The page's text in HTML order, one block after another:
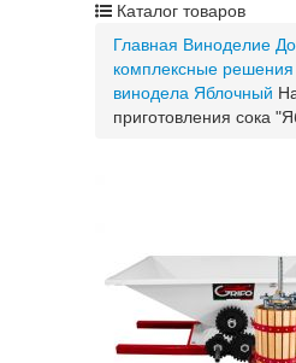
Каталог товаров
Главная Виноделие
комплексные решения
винодела Яблочный
приготовления сока